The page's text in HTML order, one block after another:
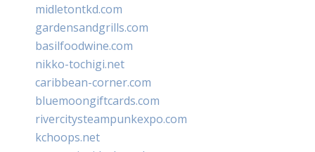
midletontkd.com
gardensandgrills.com
basilfoodwine.com
nikko-tochigi.net
caribbean-corner.com
bluemoongiftcards.com
rivercitysteampunkexpo.com
kchoops.net